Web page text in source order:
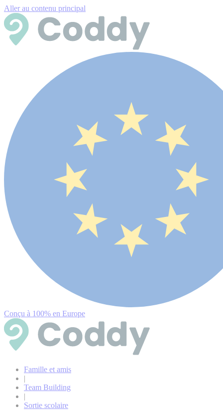
Aller au contenu principal
Conçu à 100% en Europe
Famille et amis
|
Team Building
|
Sortie scolaire